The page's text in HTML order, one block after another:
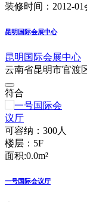
装修时间：2012-01
昆明国际会展中心
昆明国际会展中心
云南省昆明市官渡
符合
可容纳：300人
楼层：5F
面积:0.0m²
一号国际会议厅